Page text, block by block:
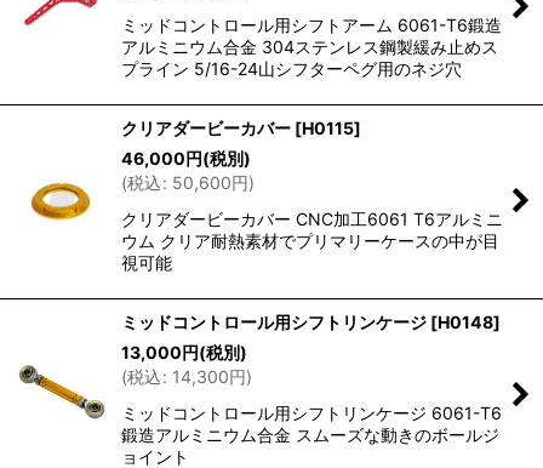
ミッドコントロール用シフトアーム 6061-T6鍛造
アルミニウム合金 304ステンレス鋼製緩み止めス
プライン 5/16-24山シフターペグ用のネジ穴
クリアダービーカバー [H0115]
46,000円(税別)
(税込: 50,600円)
クリアダービーカバー CNC加工6061 T6アルミニ
ウム クリア耐熱素材でプリマリーケースの中が目
視可能
ミッドコントロール用シフトリンケージ [H0148]
13,000円(税別)
(税込: 14,300円)
ミッドコントロール用シフトリンケージ 6061-T6
鍛造アルミニウム合金 スムーズな動きのボールジ
ョイント